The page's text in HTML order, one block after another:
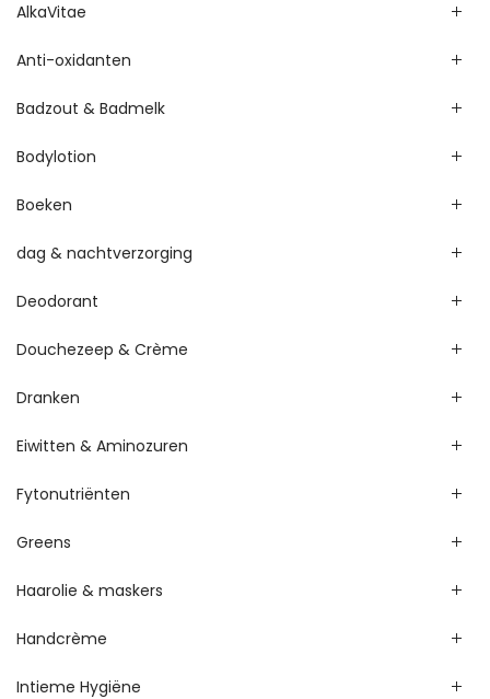
AlkaVitae
Anti-oxidanten
Badzout & Badmelk
Bodylotion
Boeken
dag & nachtverzorging
Deodorant
Douchezeep & Crème
Dranken
Eiwitten & Aminozuren
Fytonutriënten
Greens
Haarolie & maskers
Handcrème
Intieme Hygiëne